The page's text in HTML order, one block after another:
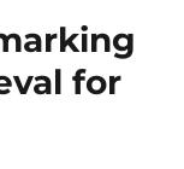
AI
Healthcare:
for